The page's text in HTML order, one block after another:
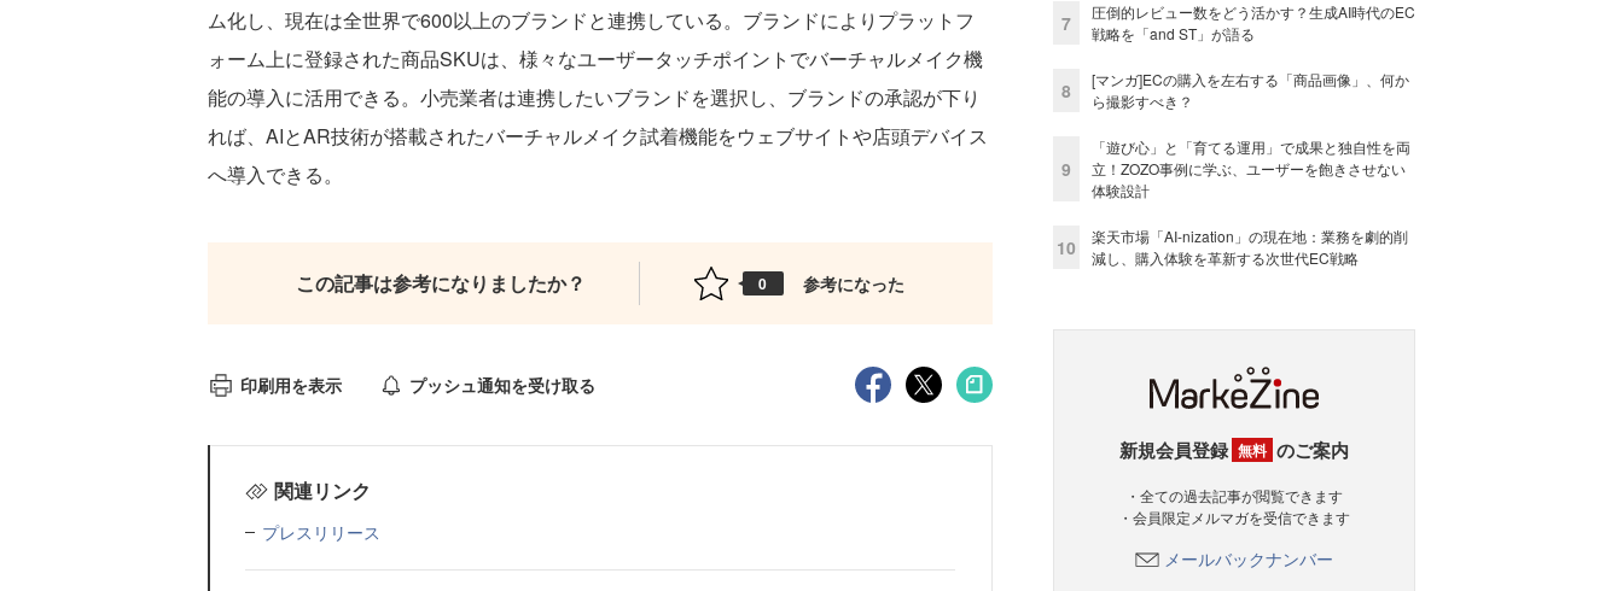
ム化し、現在は全世界で600以上のブランドと連携している。ブランドによりプラットフ
ォーム上に登録された商品SKUは、様々なユーザータッチポイントでバーチャルメイク機
能の導入に活用できる。小売業者は連携したいブランドを選択し、ブランドの承認が下り
れば、AIとAR技術が搭載されたバーチャルメイク試着機能をウェブサイトや店頭デバイス
へ導入できる。
この記事は参考になりましたか？ 0 参考になった
印刷用を表示 プッシュ通知を受け取る
関連リンク
プレスリリース
7
圧倒的レビュー数をどう活かす？生成AI時代のEC
戦略を「and ST」が語る
8
[マンガ]ECの購入を左右する「商品画像」、何か
ら撮影すべき？
9
「遊び心」と「育てる運用」で成果と独自性を両
立！ZOZO事例に学ぶ、ユーザーを飽きさせない
体験設計
10
楽天市場「AI-nization」の現在地：業務を劇的削
減し、購入体験を革新する次世代EC戦略
新規会員登録 無料 のご案内
・全ての過去記事が閲覧できます
・会員限定メルマガを受信できます
メールバックナンバー